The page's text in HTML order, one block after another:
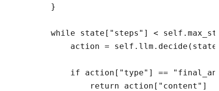
        }
while state["steps"] <
action =
if action["type"] ==
                return action["content"]